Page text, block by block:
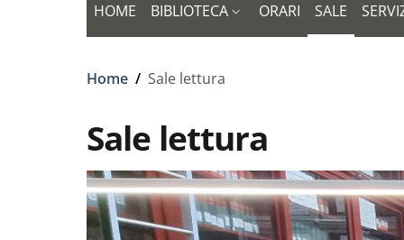
HOME BIBLIOTECA ORARI SALE
Briciole di pane
Home / Sale lettura
Sale lettura